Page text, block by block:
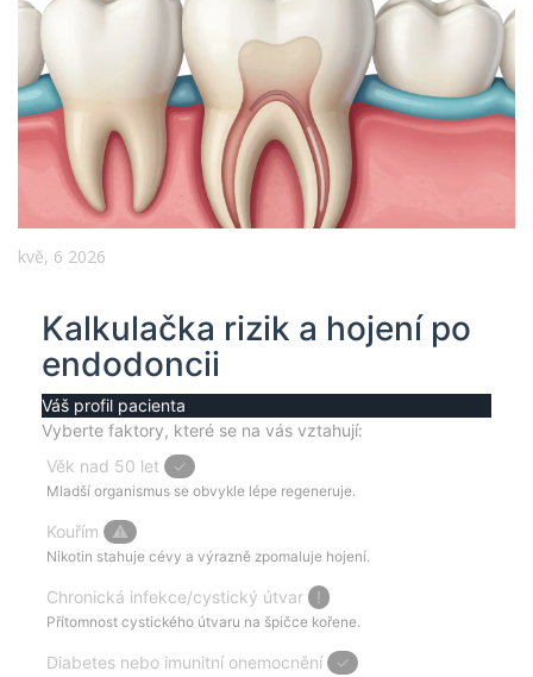
kvě, 6 2026
Kalkulačka rizik a hojení po
endodoncii
Váš profil pacienta
Vyberte faktory, které se na vás vztahují:
Věk nad 50 let
✓
Mladší organismus se obvykle lépe regeneruje.
Kouřím ⚠
Nikotin stahuje cévy a výrazně zpomaluje hojení.
Chronická infekce/cystický útvar !
Přítomnost cystického útvaru na špičce kořene.
Diabetes nebo imunitní onemocnění ✓